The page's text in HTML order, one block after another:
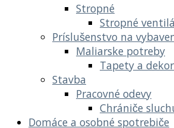
Stropné
Stropné
Príslušenstvo na
Maliarske potreby
Tapety a
Stavba
Pracovné odevy
Chrániče
Domáce a osobné spotrebiče